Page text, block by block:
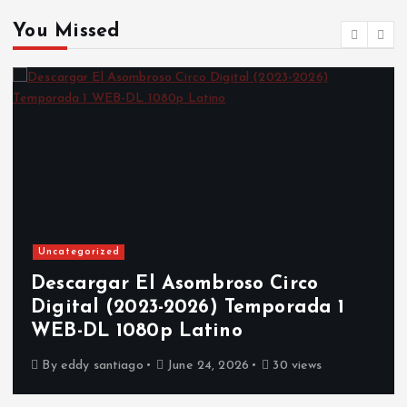
a
t
You Missed
Uncategorized
Descargar El Asombroso Circo
Digital (2023-2026) Temporada 1
WEB-DL 1080p Latino
By eddy santiago June 24, 2026 30 views